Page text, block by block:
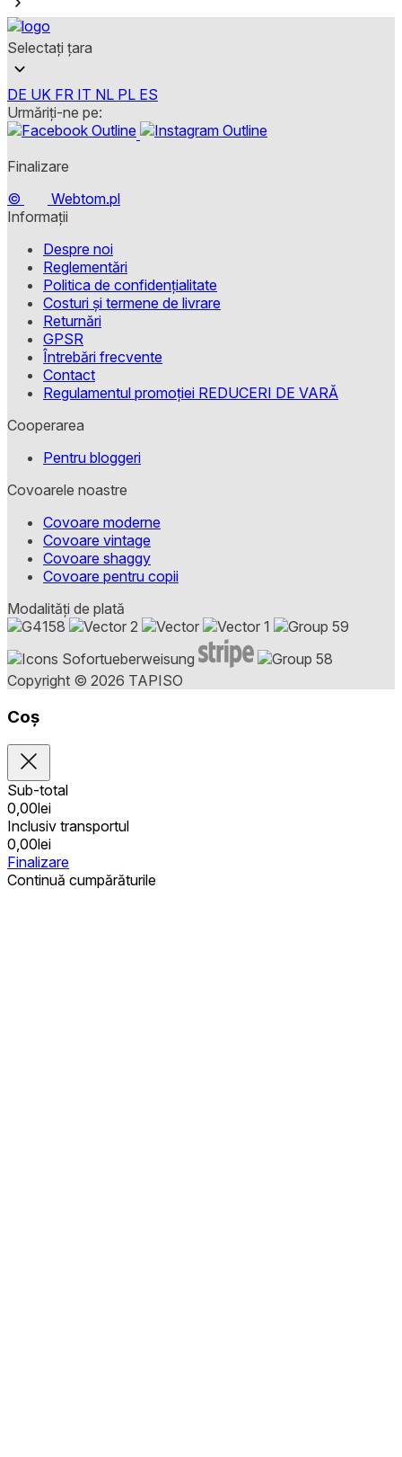
Selectați țara
DE UK FR IT NL PL ES
Urmăriți-ne pe:
Finalizare
©
Webtom.pl
Informații
Despre noi
Reglementări
Politica de confidențialitate
Costuri și termene de livrare
Returnări
GPSR
Întrebări frecvente
Contact
Regulamentul promoției REDUCERI DE VARĂ
Cooperarea
Pentru bloggeri
Covoarele noastre
Covoare moderne
Covoare vintage
Covoare shaggy
Covoare pentru copii
Modalități de plată
Copyright © 2026 TAPISO
Coș
Sub-total
0,00lei
Inclusiv transportul
0,00lei
Finalizare
Continuă cumpărăturile